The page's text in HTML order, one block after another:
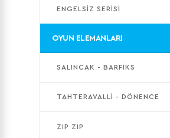
ENGELSİZ SERİSİ
OYUN ELEMANLARI
SALINCAK - BARFİKS
TAHTERAVALLİ - DÖNENCE
ZIP ZIP